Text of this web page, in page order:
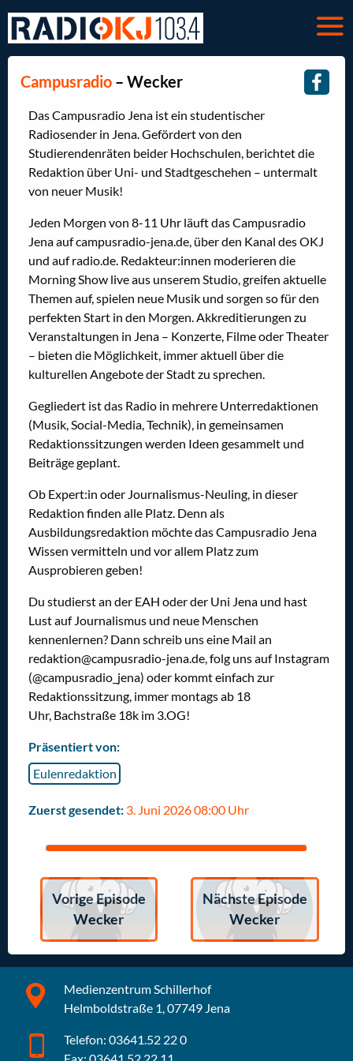
Campusradio – Wecker
Das Campusradio Jena ist ein studentischer
Radiosender in Jena. Gefördert von den
Studierendenräten beider Hochschulen, berichtet die
Redaktion über Uni- und Stadtgeschehen – untermalt
von neuer Musik!
Jeden Morgen von 8-11 Uhr läuft das Campusradio
Jena auf campusradio-jena.de, über den Kanal des OKJ
und auf radio.de. Redakteur:innen moderieren die
Morning Show live aus unserem Studio, greifen aktuelle
Themen auf, spielen neue Musik und sorgen so für den
perfekten Start in den Morgen. Akkreditierungen zu
Veranstaltungen in Jena – Konzerte, Filme oder Theater
– bieten die Möglichkeit, immer aktuell über die
kulturellen Angebote der Stadt zu sprechen.
Gegliedert ist das Radio in mehrere Unterredaktionen
(Musik, Social-Media, Technik), in gemeinsamen
Redaktionssitzungen werden Ideen gesammelt und
Beiträge geplant.
Ob Expert:in oder Journalismus-Neuling, in dieser
Redaktion finden alle Platz. Denn als
Ausbildungsredaktion möchte das Campusradio Jena
Wissen vermitteln und vor allem Platz zum
Ausprobieren geben!
Du studierst an der EAH oder der Uni Jena und hast
Lust auf Journalismus und neue Menschen
kennenlernen? Dann schreib uns eine Mail an
redaktion@campusradio-jena.de, folg uns auf Instagram
(@campusradio_jena) oder kommt einfach zur
Redaktionssitzung, immer montags ab 18
Uhr, Bachstraße 18k im 3.OG!
Präsentiert von:
Eulenredaktion
Zuerst gesendet: 3. Juni 2026 08:00 Uhr
Vorige Episode
Wecker
Nächste Episode
Wecker
Medienzentrum Schillerhof
Helmboldstraße 1, 07749 Jena
Telefon: 03641.52 22 0